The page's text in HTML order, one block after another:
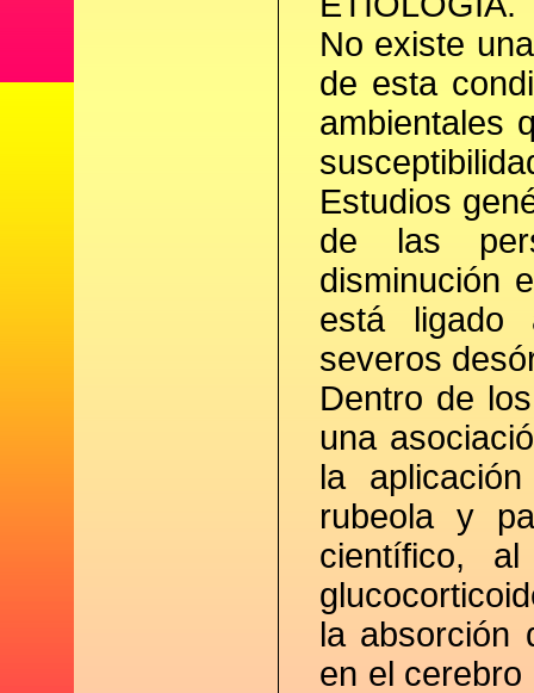
No existe
de esta
ambientales
Estudios
de las
disminución
está ligado
severos
Dentro de
una
la
rubeola y
científico,
la absorción
en el